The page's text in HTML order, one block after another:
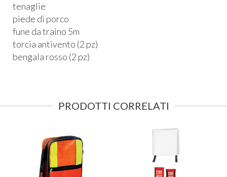
tenaglie
piede di porco
fune da traino 5m
torcia antivento (2 pz)
bengala rosso (2 pz)
PRODOTTI CORRELATI